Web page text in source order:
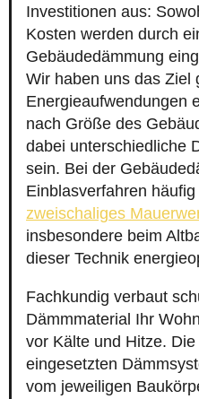
Investitionen aus:
Kosten werden durch
Gebäudedämmung
Wir haben uns das Ziel
Energieaufwendungen
nach Größe des
dabei unterschiedliche
sein. Bei der
Einblasverfahren
zweischaliges
insbesondere beim
dieser Technik
Fachkundig verbaut
Dämmmaterial Ihr
vor Kälte und Hitze.
eingesetzten
vom jeweiligen